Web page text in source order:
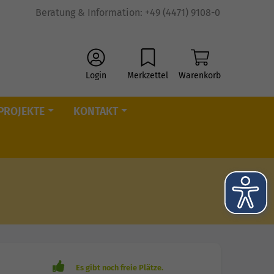
Beratung & Information: +49 (4471) 9108-0
Login Merkzettel Warenkorb
PROJEKTE KONTAKT